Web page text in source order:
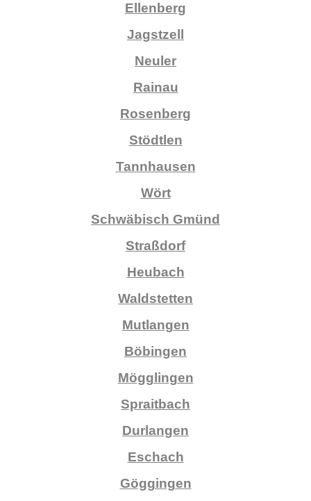
Ellenberg
Jagstzell
Neuler
Rainau
Rosenberg
Stödtlen
Tannhausen
Wört
Schwäbisch Gmünd
Straßdorf
Heubach
Waldstetten
Mutlangen
Böbingen
Mögglingen
Spraitbach
Durlangen
Eschach
Göggingen